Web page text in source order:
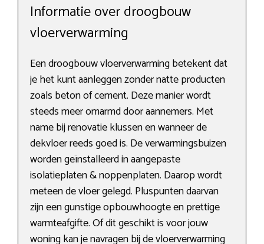
Informatie over droogbouw
vloerverwarming
Een droogbouw vloerverwarming betekent dat
je het kunt aanleggen zonder natte producten
zoals beton of cement. Deze manier wordt
steeds meer omarmd door aannemers. Met
name bij renovatie klussen en wanneer de
dekvloer reeds goed is. De verwarmingsbuizen
worden geïnstalleerd in aangepaste
isolatieplaten & noppenplaten. Daarop wordt
meteen de vloer gelegd. Pluspunten daarvan
zijn een gunstige opbouwhoogte en prettige
warmteafgifte. Of dit geschikt is voor jouw
woning kan je navragen bij de vloerverwarming